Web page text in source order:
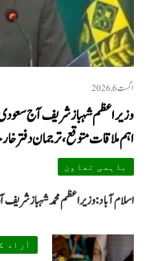
اگست 6, 2026
وزیراعظم شہباز شریف آج
اہم ملاقات متوقع، ترجمان دفتر
باہمی تعاون
اسلام آباد: وزیراعظم محمد شہباز شریف آج سے 8 اگست تک سعودی
آزاد